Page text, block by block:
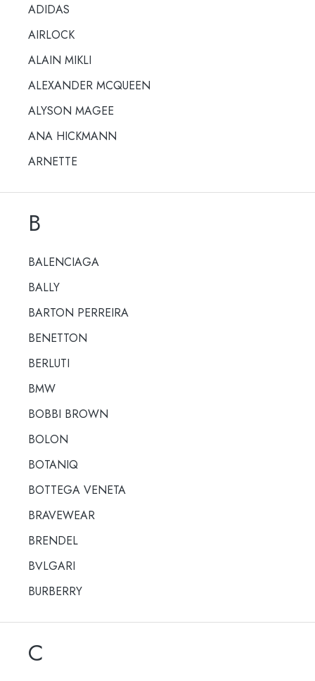
ADIDAS
AIRLOCK
ALAIN MIKLI
ALEXANDER MCQUEEN
ALYSON MAGEE
ANA HICKMANN
ARNETTE
B
BALENCIAGA
BALLY
BARTON PERREIRA
BENETTON
BERLUTI
BMW
BOBBI BROWN
BOLON
BOTANIQ
BOTTEGA VENETA
BRAVEWEAR
BRENDEL
BULGARI
BURBERRY
C